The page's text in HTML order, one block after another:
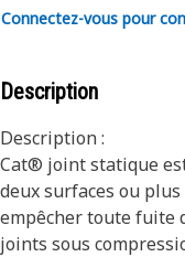
Connectez-vous pour
Description
Description :
Cat® joint statique est un joint qui remplit l’espace entre
deux surfaces ou
empêcher toute fuite
joints sous